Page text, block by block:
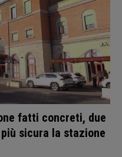
fatti concreti, due
sicura la stazione